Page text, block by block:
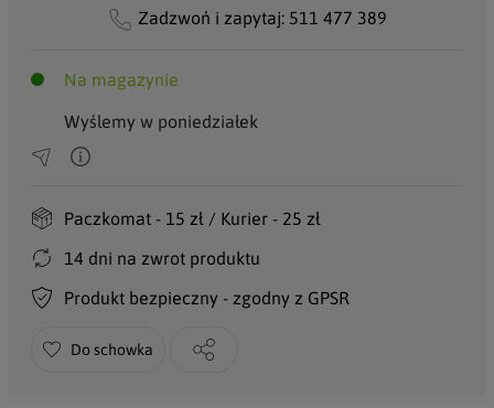
Na magazynie
Wyślemy w poniedziałek
Paczkomat - 15 zł / Kurier - 25 zł
14 dni na zwrot produktu
Produkt bezpieczny - zgodny z GPSR
Do schowka
Zadzwoń i zapytaj: 511 477 389